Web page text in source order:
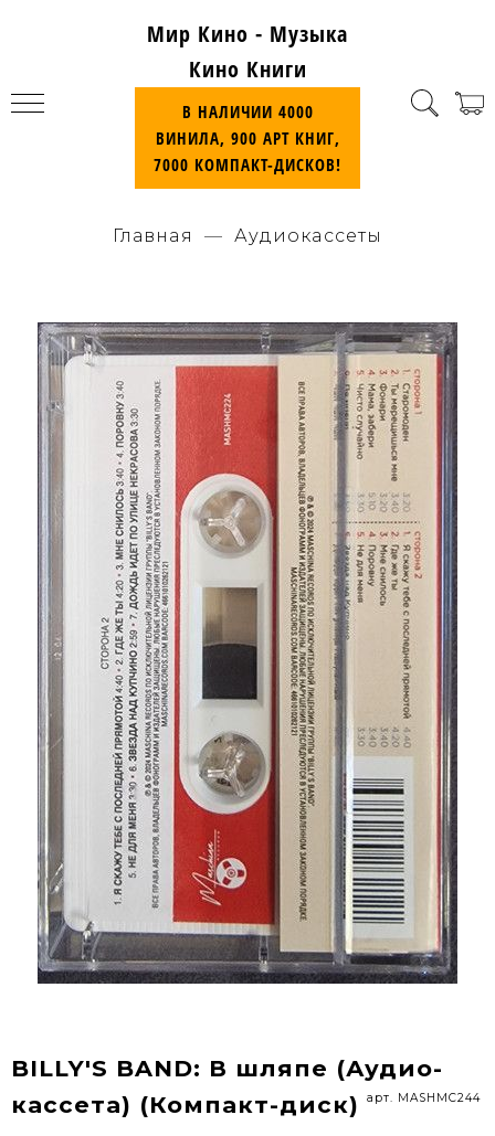
Мир Кино - Музыка
Кино Книги
В НАЛИЧИИ 4000
ВИНИЛА, 900 АРТ КНИГ,
7000 КОМПАКТ-ДИСКОВ!
Главная Аудиокассеты
BILLY'S BAND: В шляпе (Аудио-
кассета) (Компакт-диск)
арт. MASHMC244